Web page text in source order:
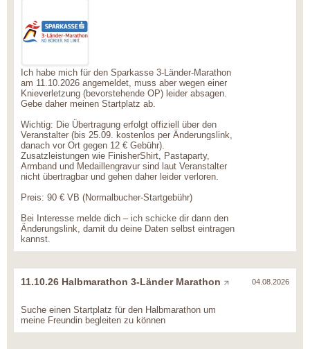
Ich habe mich für den Sparkasse 3-Länder-Marathon
am 11.10.2026 angemeldet, muss aber wegen einer
Knieverletzung (bevorstehende OP) leider absagen.
Gebe daher meinen Startplatz ab.
Wichtig: Die Übertragung erfolgt offiziell über den
Veranstalter (bis 25.09. kostenlos per Änderungslink,
danach vor Ort gegen 12 € Gebühr).
Zusatzleistungen wie FinisherShirt, Pastaparty,
Armband und Medaillengravur sind laut Veranstalter
nicht übertragbar und gehen daher leider verloren.
Preis: 90 € VB (Normalbucher-Startgebühr)
Bei Interesse melde dich – ich schicke dir dann den
Änderungslink, damit du deine Daten selbst eintragen
kannst.
11.10.26 Halbmarathon 3-Länder Marathon 04.08.2026
Suche einen Startplatz für den Halbmarathon um
meine Freundin begleiten zu können